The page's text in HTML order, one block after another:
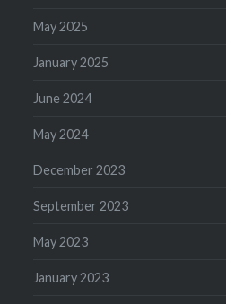
May 2025
January 2025
June 2024
May 2024
December 2023
September 2023
May 2023
January 2023